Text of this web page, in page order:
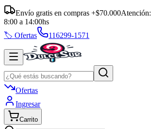
Envío gratis en compras +$70.000Atención:
8:00 a 14:00hs
🏷️ Ofertas
116299-1571
Ofertas
Ingresar
Carrito